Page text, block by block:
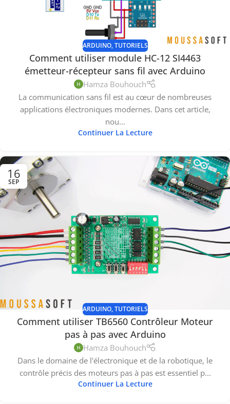
ARDUINO,TUTORIELS
Comment utiliser module HC-12 SI4463
émetteur-récepteur sans fil avec Arduino
Hamza Bouhouch
La communication sans fil est au cœur de nombreuses
applications électroniques modernes. Dans cet article,
nou...
Continuer La Lecture
16
SEP
ARDUINO,TUTORIELS
Comment utiliser TB6560 Contrôleur Moteur
pas à pas avec Arduino
Hamza Bouhouch
Dans le domaine de l'électronique et de la robotique, le
contrôle précis des moteurs pas à pas est essentiel p...
Continuer La Lecture